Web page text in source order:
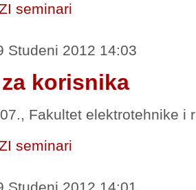
seminari
Studeni 2012 14:03
korisnika
Fakultet elektrotehnike i
seminari